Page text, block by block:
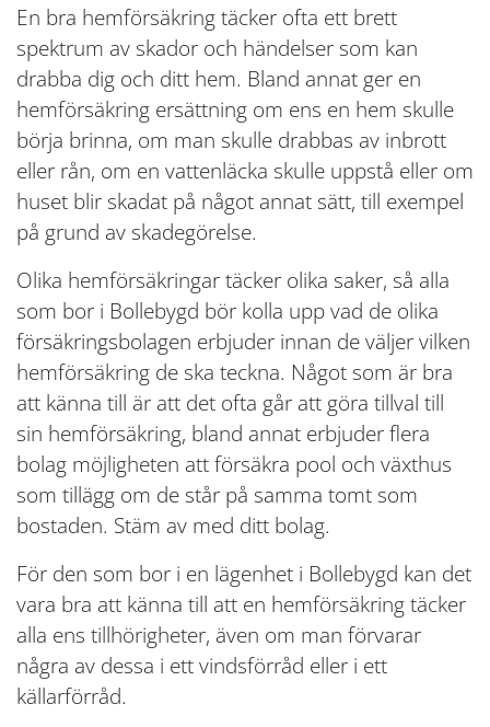
En bra hemförsäkring täcker ofta ett brett
spektrum av skador och händelser som kan
drabba dig och ditt hem. Bland annat ger en
hemförsäkring ersättning om ens en hem skulle
börja brinna, om man skulle drabbas av inbrott
eller rån, om en vattenläcka skulle uppstå eller om
huset blir skadat på något annat sätt, till exempel
på grund av skadegörelse.
Olika hemförsäkringar täcker olika saker, så alla
som bor i Bollebygd bör kolla upp vad de olika
försäkringsbolagen erbjuder innan de väljer vilken
hemförsäkring de ska teckna. Något som är bra
att känna till är att det ofta går att göra tillval till
sin hemförsäkring, bland annat erbjuder flera
bolag möjligheten att försäkra pool och växthus
som tillägg om de står på samma tomt som
bostaden. Stäm av med ditt bolag.
För den som bor i en lägenhet i Bollebygd kan det
vara bra att känna till att en hemförsäkring täcker
alla ens tillhörigheter, även om man förvarar
några av dessa i ett vindsförråd eller i ett
källarförråd.